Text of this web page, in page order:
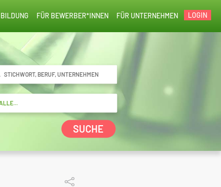
LOGIN
FÜR UNTERNEHMEN
FÜR BEWERBER*INNEN
BILDUNG
SUCHE